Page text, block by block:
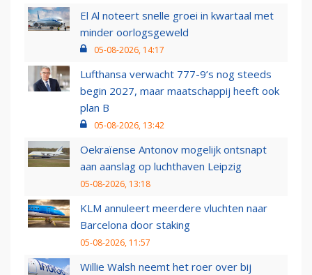
El Al noteert snelle groei in kwartaal met
minder oorlogsgeweld
05-08-2026, 14:17
Lufthansa verwacht 777-9’s nog steeds
begin 2027, maar maatschappij heeft ook
plan B
05-08-2026, 13:42
Oekraïense Antonov mogelijk ontsnapt
aan aanslag op luchthaven Leipzig
05-08-2026, 13:18
KLM annuleert meerdere vluchten naar
Barcelona door staking
05-08-2026, 11:57
Willie Walsh neemt het roer over bij